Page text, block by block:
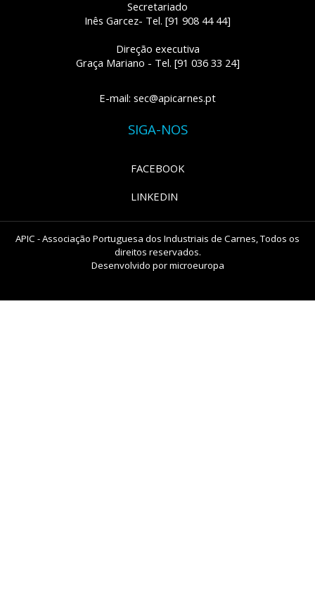
Secretariado
Inês Garcez- Tel. [91 908 44 44]
Direção executiva
Graça Mariano - Tel. [91 036 33 24]
E-mail: sec@apicarnes.pt
SIGA-NOS
FACEBOOK
LINKEDIN
APIC - Associação Portuguesa dos Industriais de Carnes, Todos os
direitos reservados.
Desenvolvido pormicroeuropa